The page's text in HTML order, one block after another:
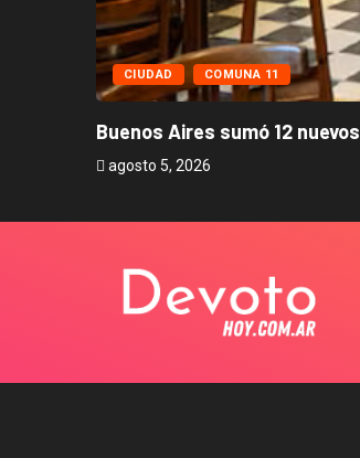
CIUDAD COMUNA 11
Buenos Aires sumó 12
agosto 5, 2026